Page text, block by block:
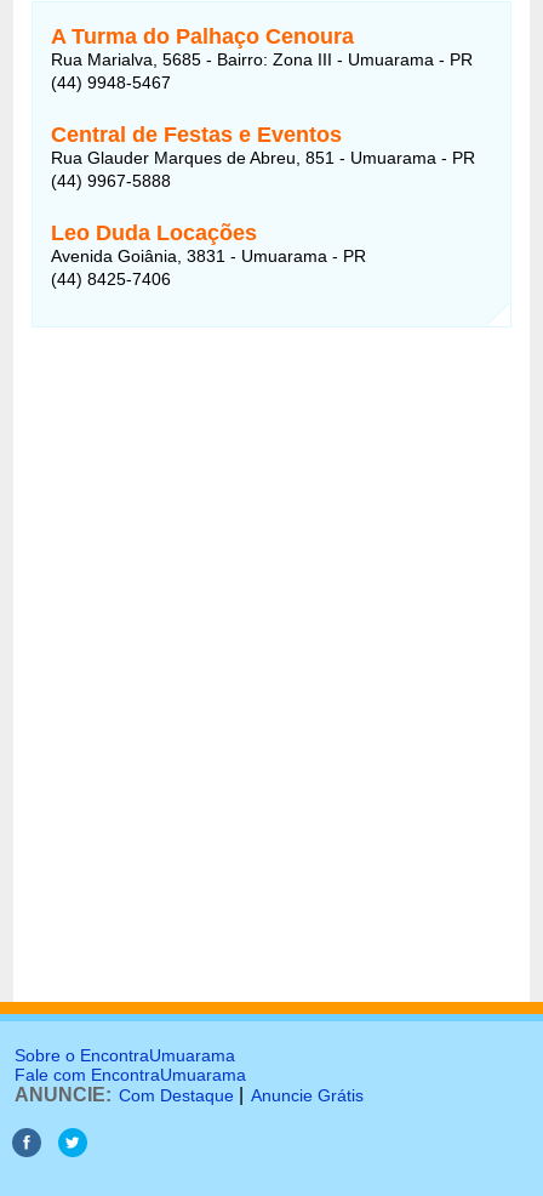
A Turma do Palhaço Cenoura
Rua Marialva, 5685 - Bairro: Zona III - Umuarama - PR
(44) 9948-5467
Central de Festas e Eventos
Rua Glauder Marques de Abreu, 851 - Umuarama - PR
(44) 9967-5888
Leo Duda Locações
Avenida Goiânia, 3831 - Umuarama - PR
(44) 8425-7406
Sobre o EncontraUmuarama
Fale com EncontraUmuarama
ANUNCIE: Com Destaque Anuncie Grátis